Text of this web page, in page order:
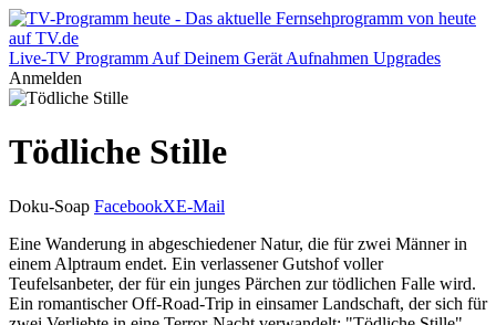
Live-TV Programm Auf Deinem Gerät Aufnahmen Upgrades
Anmelden
Tödliche Stille
Doku-Soap FacebookXE-Mail
Eine Wanderung in abgeschiedener Natur, die für zwei Männer in
einem Alptraum endet. Ein verlassener Gutshof voller
Teufelsanbeter, der für ein junges Pärchen zur tödlichen Falle wird.
Ein romantischer Off-Road-Trip in einsamer Landschaft, der sich für